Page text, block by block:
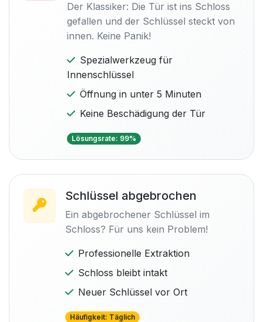
Der Klassiker: Die Tür ist ins Schloss
gefallen und der Schlüssel steckt von
innen. Keine Panik!
Spezialwerkzeug für
Innenschlüssel
Öffnung in unter 5 Minuten
Keine Beschädigung der Tür
Lösungsrate: 99%
Schlüssel abgebrochen
Ein abgebrochener Schlüssel im
Schloss? Für uns kein Problem!
Professionelle Extraktion
Schloss bleibt intakt
Neuer Schlüssel vor Ort
Häufigkeit: Täglich